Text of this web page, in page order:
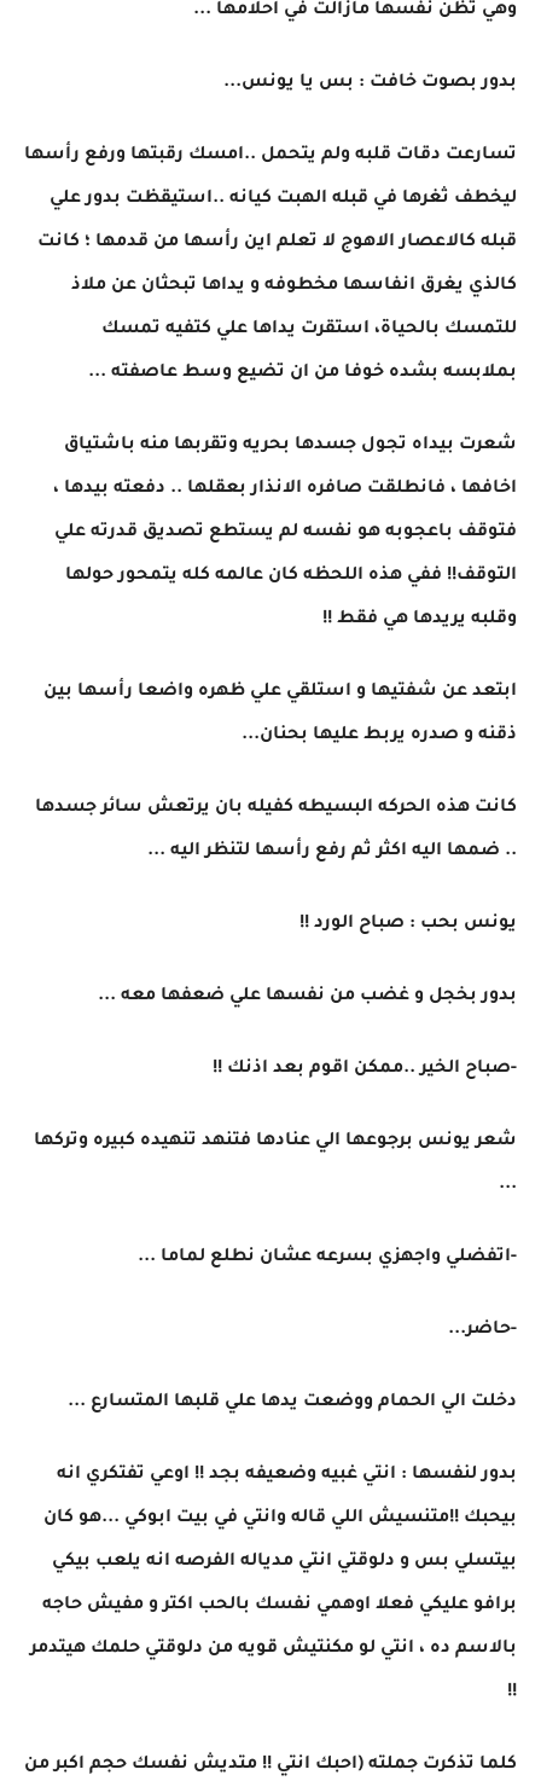
وهي تظن نفسها مازالت في احلامها ...
بدور بصوت خافت : بس يا يونس...
تسارعت دقات قلبه ولم يتحمل ..امسك رقبتها ورفع رأسها
ليخطف ثغرها في قبله الهبت كيانه ..استيقظت بدور علي
قبله كالاعصار الاهوج لا تعلم اين رأسها من قدمها ؛ كانت
كالذي يغرق انفاسها مخطوفه و يداها تبحثان عن ملاذ
للتمسك بالحياة، استقرت يداها علي كتفيه تمسك
بملابسه بشده خوفا من ان تضيع وسط عاصفته ...
شعرت بيداه تجول جسدها بحريه وتقربها منه باشتياق
اخافها ، فانطلقت صافره الانذار بعقلها .. دفعته بيدها ،
فتوقف باعجوبه هو نفسه لم يستطع تصديق قدرته علي
التوقف!! ففي هذه اللحظه كان عالمه كله يتمحور حولها
وقلبه يريدها هي فقط !!
ابتعد عن شفتيها و استلقي علي ظهره واضعا رأسها بين
ذقنه و صدره يربط عليها بحنان...
كانت هذه الحركه البسيطه كفيله بان يرتعش سائر جسدها
.. ضمها اليه اكثر ثم رفع رأسها لتنظر اليه ...
يونس بحب : صباح الورد !!
بدور بخجل و غضب من نفسها علي ضعفها معه ...
-صباح الخير ..ممكن اقوم بعد اذنك !!
شعر يونس برجوعها الي عنادها فتنهد تنهيده كبيره وتركها
...
-اتفضلي واجهزي بسرعه عشان نطلع لماما ...
-حاضر...
دخلت الي الحمام ووضعت يدها علي قلبها المتسارع ...
بدور لنفسها : انتي غبيه وضعيفه بجد !! اوعي تفتكري انه
بيحبك !!متنسيش اللي قاله وانتي في بيت ابوكي ...هو كان
بيتسلي بس و دلوقتي انتي مدياله الفرصه انه يلعب بيكي
برافو عليكي فعلا اوهمي نفسك بالحب اكتر و مفيش حاجه
بالاسم ده ، انتي لو مكنتيش قويه من دلوقتي حلمك هيتدمر
!!
كلما تذكرت جملته (احبك انتي !! متديش نفسك حجم اكبر من